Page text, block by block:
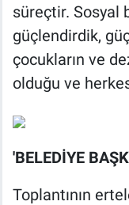
süreçtir. Sosyal
güçlendirdik,
çocukların ve
olduğu ve
'BELEDİYE
Toplantının